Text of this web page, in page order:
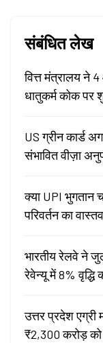
संबंधित लेख
वित्त मंत्रालय ने
धातुकर्म कोक पर
US ग्रीन कार्ड
संभावित वीज़ा
क्या UPI भुगतान
परिवर्तन का
भारतीय रेलवे ने
रेवेन्यू में 8% वृद्धि
उत्तर प्रदेश
₹2,300 करोड़ को